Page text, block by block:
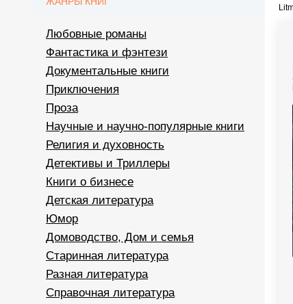
Любовные романы
Фантастика и фэнтези
Документальные книги
Приключения
Проза
Научные и научно-популярные книги
Религия и духовность
Детективы и Триллеры
Книги о бизнесе
Детская литература
Юмор
Домоводство, Дом и семья
Старинная литература
Разная литература
Справочная литература